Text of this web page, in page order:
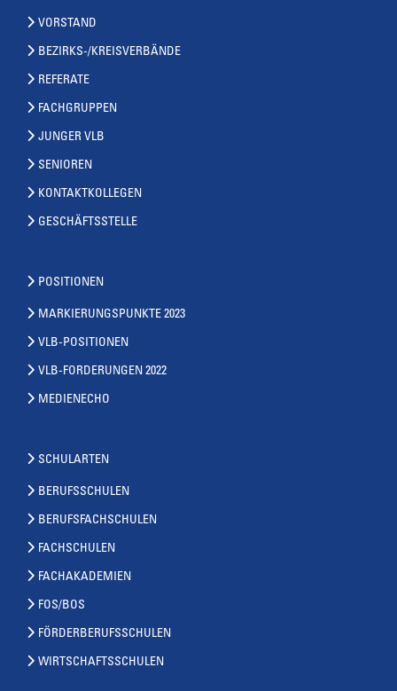
VORSTAND
BEZIRKS-/KREISVERBÄNDE
REFERATE
FACHGRUPPEN
JUNGER VLB
SENIOREN
KONTAKTKOLLEGEN
GESCHÄFTSSTELLE
POSITIONEN
MARKIERUNGSPUNKTE 2023
VLB-POSITIONEN
VLB-FORDERUNGEN 2022
MEDIENECHO
SCHULARTEN
BERUFSSCHULEN
BERUFSFACHSCHULEN
FACHSCHULEN
FACHAKADEMIEN
FOS/BOS
FÖRDERBERUFSSCHULEN
WIRTSCHAFTSSCHULEN